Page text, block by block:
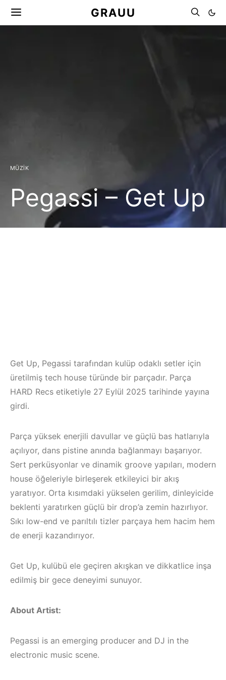
/
/
GRAUU
MÜZIK
Pegassi – Get Up
Get Up, Pegassi tarafından kulüp odaklı setler için
üretilmiş tech house türünde bir parçadır. Parça
HARD Recs etiketiyle 27 Eylül 2025 tarihinde yayına
girdi.
Parça yüksek enerjili davullar ve güçlü bas hatlarıyla
açılıyor, dans pistine anında bağlanmayı başarıyor.
Sert perküsyonlar ve dinamik groove yapıları, modern
house öğeleriyle birleşerek etkileyici bir akış
yaratıyor. Orta kısımdaki yükselen gerilim, dinleyicide
beklenti yaratırken güçlü bir drop’a zemin hazırlıyor.
Sıkı low-end ve parıltılı tizler parçaya hem hacim hem
de enerji kazandırıyor.
Get Up, kulübü ele geçiren akışkan ve dikkatlice inşa
edilmiş bir gece deneyimi sunuyor.
About Artist:
Pegassi is an emerging producer and DJ in the
electronic music scene.